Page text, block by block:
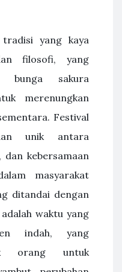
tradisi yang kaya
filosofi, yang
bunga sakura
merenungkan
Festival
unik antara
dan kebersamaan
masyarakat
ditandai dengan
waktu yang
indah, yang
orang untuk